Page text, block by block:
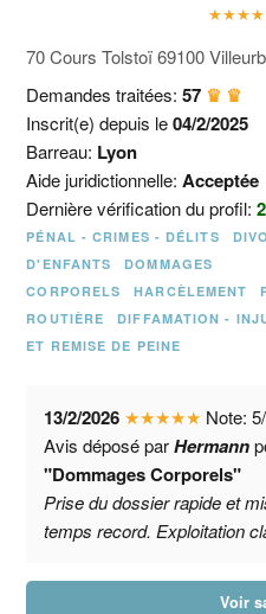
★★★★
70 Cours Tolstoï 69100
Demandes traitées:57 ♛ ♛
Inscrit(e) depuis le04/2/2025
Barreau: Lyon
Aide juridictionnelle:Acceptée
Dernière vérification du profil:
PÉNAL - CRIMES - DÉLITS
D'ENFANTS
DOMMAGES
CORPORELS
HARCÈLEMENT
ROUTIÈRE
DIFFAMATION -
ET REMISE DE PEINE
13/2/2026 ★★★★★ Note:5/
Avis déposé parHermann
"Dommages Corporels"
Prise du dossier rapide et
temps record. Exploitation
Voir